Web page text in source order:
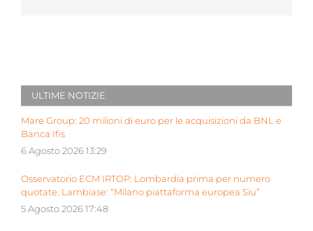
ULTIME NOTIZIE
Mare Group: 20 milioni di euro per le acquisizioni da BNL e
Banca Ifis
6 Agosto 2026 13:29
Osservatorio ECM IRTOP: Lombardia prima per numero
quotate. Lambiase: “Milano piattaforma europea Siu”
5 Agosto 2026 17:48